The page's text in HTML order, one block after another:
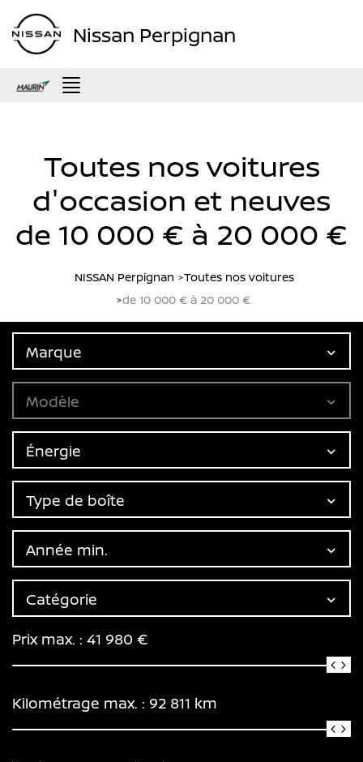
Nissan Perpignan
Menu
Toutes nos voitures
d'occasion et neuves
de 10 000 € à 20 000 €
NISSAN Perpignan
Toutes nos voitures
de 10 000 € à 20 000 €
Marque
Modèle
Énergie
Type de boîte
Année min.
Catégorie
Prix max. : 41 980 €
Kilométrage max. : 92 811 km